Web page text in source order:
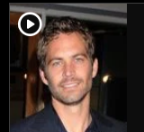
player2